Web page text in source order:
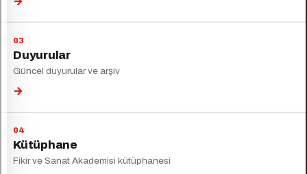
Duyurular
Güncel duyurular ve arşiv
→
Kütüphane
Fikir ve Sanat Akademisi kütüphanesi